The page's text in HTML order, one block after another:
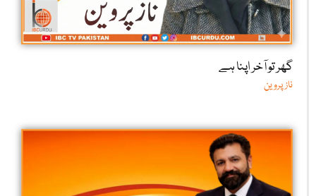
گھر تو آخر اپنا ہے
ناز پروین